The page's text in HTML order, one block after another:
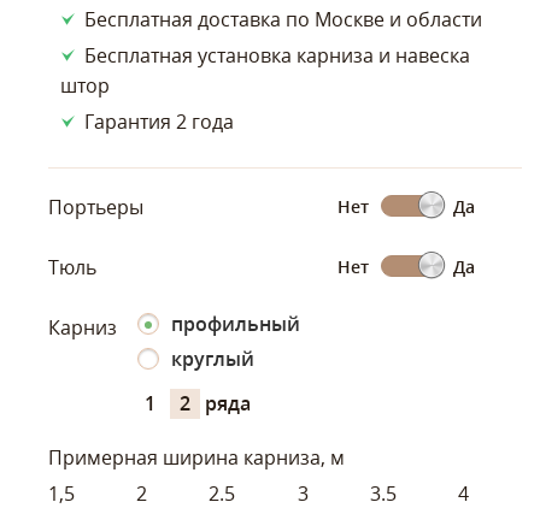
Бесплатная доставка по Москве и области
Бесплатная установка карниза и навеска
штор
Гарантия 2 года
Портьеры Нет Да
Тюль Нет Да
Карниз
профильный
круглый
1
2 ряда
Примерная ширина карниза, м
1,5
2 2.5 3 3.5 4